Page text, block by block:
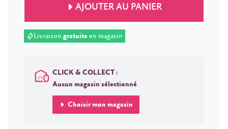
AJOUTER AU PANIER
Livraison gratuiteen magasin
CLICK & COLLECT :
Aucun magasin sélectionné
Choisir mon magasin